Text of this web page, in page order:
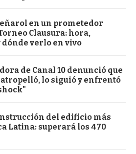
en un prometedor
Clausura: hora,
verlo en vivo
de Canal 10 denunció que
lo siguió y enfrentó
del edificio más
Latina: superará los 470